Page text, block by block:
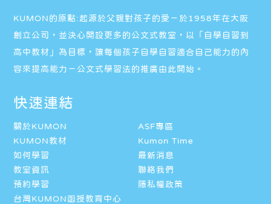
KUMON的原點:起源於父親對孩子的愛－於1958年在大阪
創立公司，並決心開設更多的公文式教室，以「自學自習到
高中教材」為目標，讓每個孩子自學自習適合自己能力的內
容來提高能力－公文式學習法的推廣由此開始。
快速連結
關於KUMON
ASF專區
KUMON教材
Kumon Time
如何學習
最新消息
教室資訊
聯絡我們
預約學習
隱私權政策
台灣KUMON函授教育中心